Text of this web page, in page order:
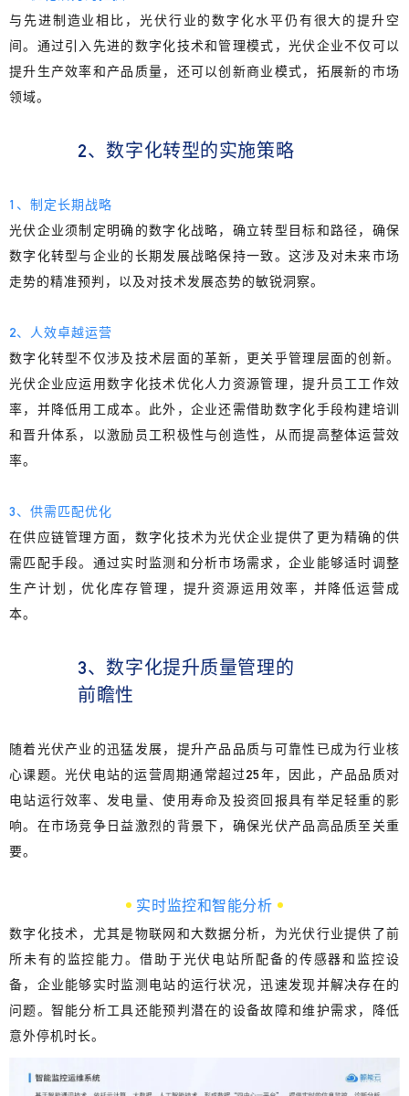
与先进制造业相比，光伏行业的数字化水平仍有很大的提升空
间。 通过引入先进的数字化技术和管理模式， 光伏企业不仅可以
提升生产效率和产品质量，还可以创新商业模式，拓展新的市场
领域。
2、数字化转型的实施策略
1、制定长期战略
光伏企业须制定明确的数字化战略，确立转型目标和路径，确保
数字化转型与企业的长期发展战略保持一致。这涉及对未来市场
走势的精准预判，以及对技术发展态势的敏锐洞察。
2、人效卓越运营
数字化转型不仅涉及技术层面的革新，更关乎管理层面的创新。
光伏企业应运用数字化技术优化人力资源管理，提升员工工作效
率，并降低用工成本。此外，企业还需借助数字化手段构建培训
和晋升体系，以激励员工积极性与创造性，从而提高整体运营效
率。
3、供需匹配优化
在供应链管理方面， 数字化技术为光伏企业提供了更为精确的供
需匹配手段。 通过实时监测和分析市场需求，企业能够适时调整
生产计划，优化库存管理，提升资源运用效率，并降低运营成
本。
3、数字化提升质量管理的
前瞻性
随着光伏产业的迅猛发展， 提升产品品质与可靠性已成为行业核
心课题。光伏电站的运营周期通常超过25年，因此，产品品质对
电站运行效率、发电量、使用寿命及投资回报具有举足轻重的影
响。在市场竞争日益激烈的背景下， 确保光伏产品高品质至关重
要。
实时监控和智能分析
数字化技术，尤其是物联网和大数据分析，为光伏行业提供了前
所未有的监控能力。借助于光伏电站所配备的传感器和监控设
备， 企业能够实时监测电站的运行状况，迅速发现并解决存在的
问题。智能分析工具还能预判潜在的设备故障和维护需求，降低
意外停机时长。